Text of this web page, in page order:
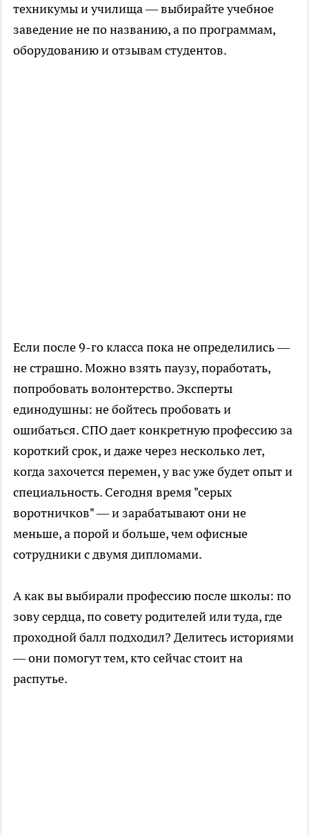
техникумы и училища — выбирайте учебное
заведение не по названию, а по программам,
оборудованию и отзывам студентов.
Если после 9-го класса пока не определились —
не страшно. Можно взять паузу, поработать,
попробовать волонтерство. Эксперты
единодушны: не бойтесь пробовать и
ошибаться. СПО дает конкретную профессию за
короткий срок, и даже через несколько лет,
когда захочется перемен, у вас уже будет опыт и
специальность. Сегодня время "серых
воротничков" — и зарабатывают они не
меньше, а порой и больше, чем офисные
сотрудники с двумя дипломами.
А как вы выбирали профессию после школы: по
зову сердца, по совету родителей или туда, где
проходной балл подходил? Делитесь историями
— они помогут тем, кто сейчас стоит на
распутье.